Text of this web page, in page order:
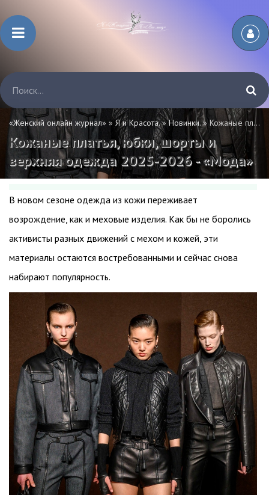
«Женский онлайн журнал» »Я и Красота.»Новинки.» Кожаные платья, юбки, шорты и верхняя одежда 2025-2026 - «Мода»
Кожаные платья, юбки, шорты и
верхняя одежда 2025-2026 - «Мода»
В новом сезоне одежда из кожи переживает
возрождение, как и меховые изделия. Как бы не боролись
активисты разных движений с мехом и кожей, эти
материалы остаются востребованными и сейчас снова
набирают популярность.